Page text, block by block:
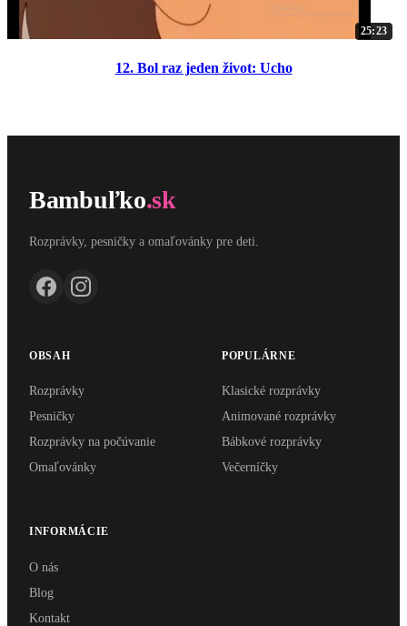
25:23
12. Bol raz jeden život: Ucho
Bambuľko.sk
Rozprávky, pesničky a omaľovánky pre deti.
OBSAH
Rozprávky
Pesničky
Rozprávky na počúvanie
Omaľovánky
POPULÁRNE
Klasické rozprávky
Animované rozprávky
Bábkové rozprávky
Večerníčky
INFORMÁCIE
O nás
Blog
Kontakt